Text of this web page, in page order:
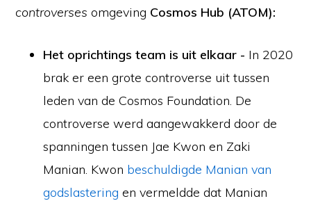
controversesomgeving Cosmos Hub (ATOM):
Het oprichtings team is uit elkaar - In 2020
brak er een grote controverse uit tussen
leden van de Cosmos Foundation. De
controverse werd aangewakkerd door de
spanningen tussen Jae Kwon en Zaki
Manian. Kwon beschuldigde Manian van
godslastering en vermeldde dat Manian